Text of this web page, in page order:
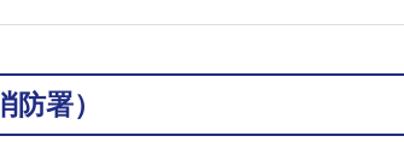
署）